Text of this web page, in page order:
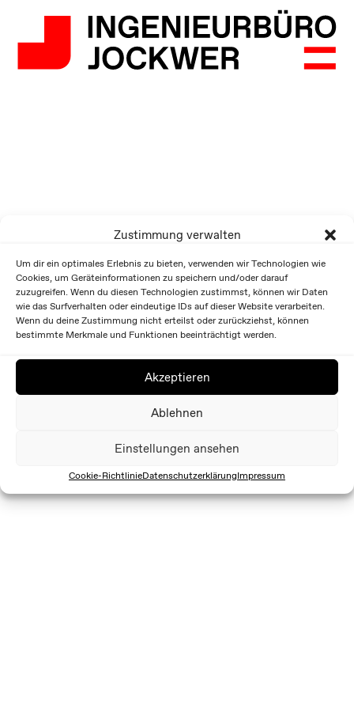
Zustimmung verwalten
Um dir ein optimales Erlebnis zu bieten, verwenden wir Technologien wie
Cookies, um Geräteinformationen zu speichern und/oder darauf
zuzugreifen. Wenn du diesen Technologien zustimmst, können wir Daten
wie das Surfverhalten oder eindeutige IDs auf dieser Website verarbeiten.
Wenn du deine Zustimmung nicht erteilst oder zurückziehst, können
bestimmte Merkmale und Funktionen beeinträchtigt werden.
Akzeptieren
Ablehnen
Einstellungen ansehen
Cookie-RichtlinieDatenschutzerklärungImpressum